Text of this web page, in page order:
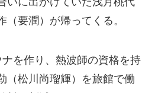
（要潤）が帰ってくる。
を作り、熱波師の資格を持
（松川尚瑠輝）を旅館で働